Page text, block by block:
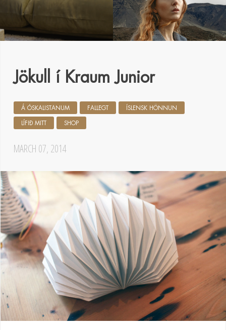
Jökull í Kraum Junior
MARCH 07, 2014
Á ÓSKALISTANUM FALLEGT ÍSLENSK HÖNNUN
LÍFIÐ MITT SHOP